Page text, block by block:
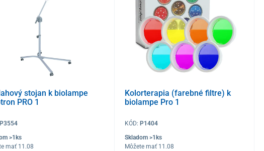
stojan k biolampe
PRO 1
P3554
>1ks
mať 11.08
Kolorterapia (farebné filtre) k
biolampe Pro 1
KÓD: P1404
Skladom >1ks
Môžete mať 11.08